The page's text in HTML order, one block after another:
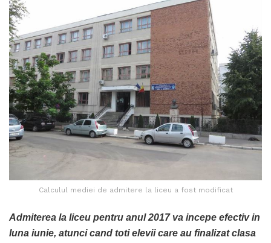
Calculul mediei de admitere la liceu a fost modificat
Admiterea la liceu pentru anul 2017 va incepe efectiv in
luna iunie, atunci cand toti elevii care au finalizat clasa